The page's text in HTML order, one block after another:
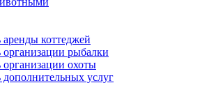
коттеджей
организации рыбалки
охоты
услуг